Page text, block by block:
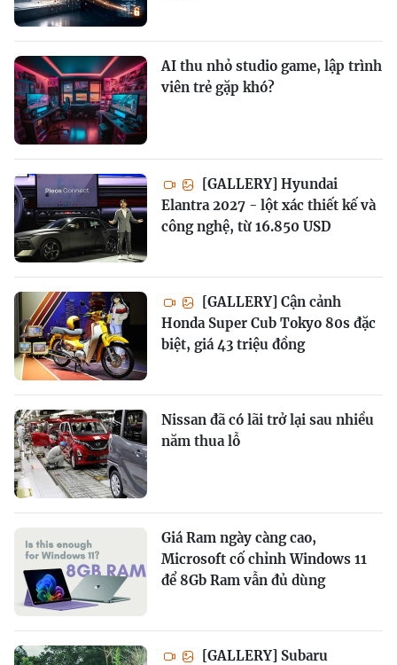
AI thu nhỏ studio game, lập trình
viên trẻ gặp khó?
[GALLERY] Hyundai
Elantra 2027 - lột xác thiết kế và
công nghệ, từ 16.850 USD
[GALLERY] Cận cảnh
Honda Super Cub Tokyo 80s đặc
biệt, giá 43 triệu đồng
Nissan đã có lãi trở lại sau nhiều
năm thua lỗ
Giá Ram ngày càng cao,
Microsoft cố chỉnh Windows 11
để 8Gb Ram vẫn đủ dùng
[GALLERY] Subaru